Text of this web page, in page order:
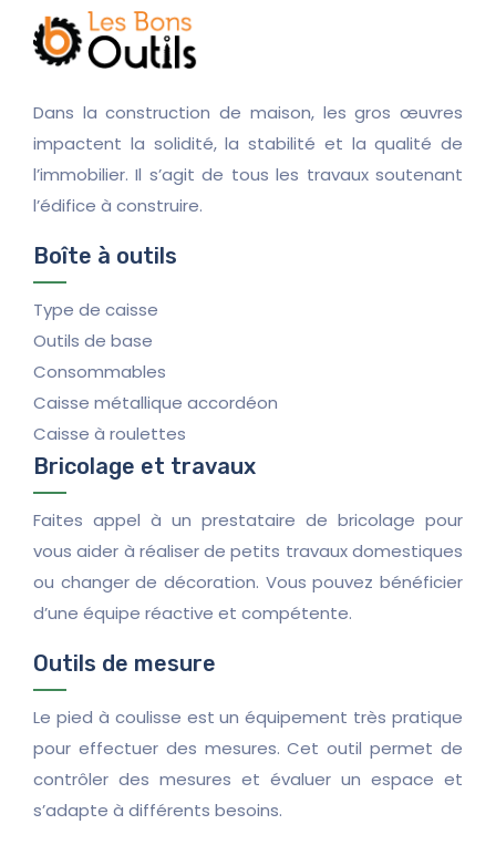
Dans la construction de maison, les gros œuvres
impactent la solidité, la stabilité et la qualité de
l’immobilier. Il s’agit de tous les travaux soutenant
l’édifice à construire.
Boîte à outils
Type de caisse
Outils de base
Consommables
Caisse métallique accordéon
Caisse à roulettes
Bricolage et travaux
Faites appel à un prestataire de bricolage pour
vous aider à réaliser de petits travaux domestiques
ou changer de décoration. Vous pouvez bénéficier
d’une équipe réactive et compétente.
Outils de mesure
Le pied à coulisse est un équipement très pratique
pour effectuer des mesures. Cet outil permet de
contrôler des mesures et évaluer un espace et
s’adapte à différents besoins.